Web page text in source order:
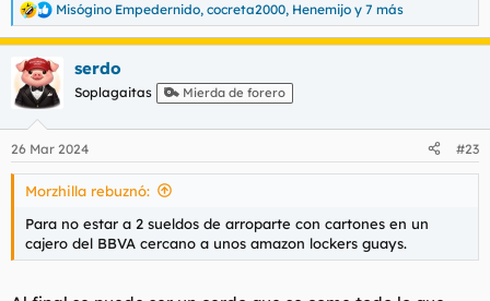
R
e
a
c
c
i
e
s
Misógino Empedernido, cocreta2000, Henemijo y 7 más
serdo
Soplagaitas Mierda de forero
26 Mar 2024 #23
Morzhilla rebuznó:
Para no estar a 2 sueldos de arroparte con cartones en un
cajero del BBVA cercano a unos amazon lockers guays.